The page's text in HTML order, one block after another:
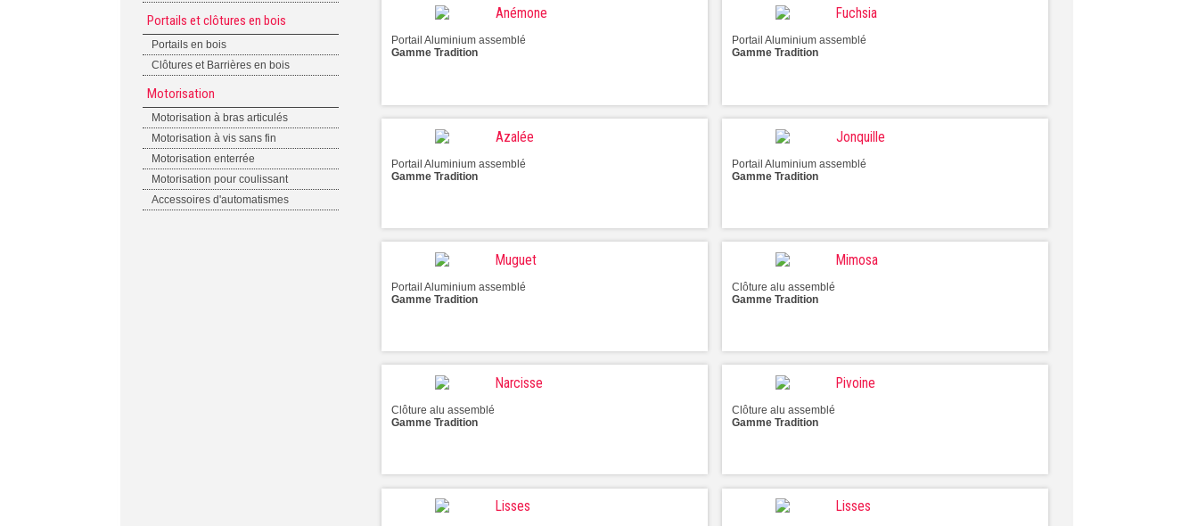
Portails et clôtures en bois
Portails en bois
Clôtures et Barrières en bois
Motorisation
Motorisation à bras articulés
Motorisation à vis sans fin
Motorisation enterrée
Motorisation pour coulissant
Accessoires d'automatismes
Anémone
Portail Aluminium assemblé
Gamme Tradition
Fuchsia
Portail Aluminium assemblé
Gamme Tradition
Azalée
Portail Aluminium assemblé
Gamme Tradition
Jonquille
Portail Aluminium assemblé
Gamme Tradition
Muguet
Portail Aluminium assemblé
Gamme Tradition
Mimosa
Clôture alu assemblé
Gamme Tradition
Narcisse
Clôture alu assemblé
Gamme Tradition
Pivoine
Clôture alu assemblé
Gamme Tradition
Lisses Lisses